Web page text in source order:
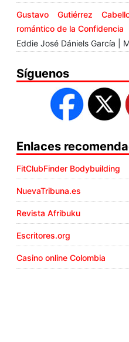
Gustavo Gutiérrez
romántico de la Confidencia
Eddie José Dániels García |
Síguenos
Enlaces
FitClubFinder Bodybuilding
NuevaTribuna.es
Revista Afribuku
Escritores.org
Casino online Colombia